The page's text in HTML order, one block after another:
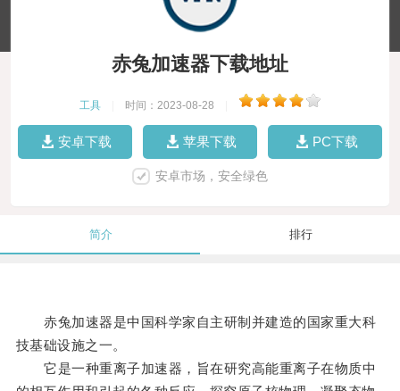
赤兔加速器下载地址
工具 时间：2023-08-28
安卓下载 苹果下载 PC下载
安卓市场，安全绿色
简介 排行
赤兔加速器是中国科学家自主研制并建造的国家重大科
技基础设施之一。
它是一种重离子加速器，旨在研究高能重离子在物质中